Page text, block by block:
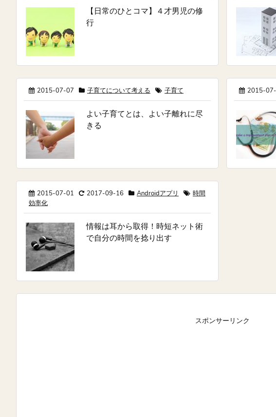
【日常のひとコマ】４才男児の修
行
2015-07-07 子育てについて考える 子育て
よい子育てとは、よい子離れに尽
きる
2015-
2015-07-01 2017-09-16 Androidアプリ
時間
効率化
情報は耳から取得！時短ネット術
で自分の時間を捻り出す
スポンサーリンク